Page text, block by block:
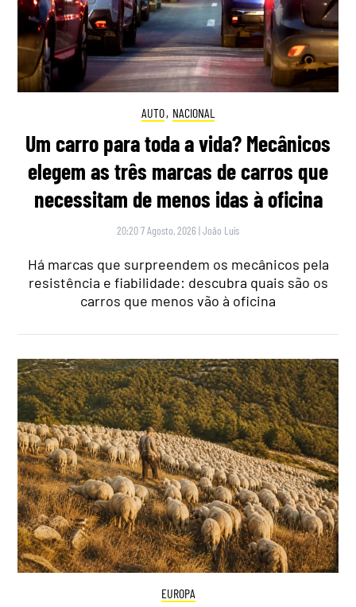
AUTO, NACIONAL
Um carro para toda a vida? Mecânicos
elegem as três marcas de carros que
necessitam de menos idas à oficina
20:20 7 Agosto, 2026 |João Luís
Há marcas que surpreendem os mecânicos pela
resistência e fiabilidade: descubra quais são os
carros que menos vão à oficina
EUROPA